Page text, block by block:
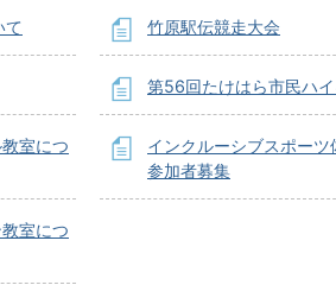
て 竹原駅伝競走大会
第56回たけはら市民ハ
室につ
インクルーシブスポーツ
参加者募集
室につ